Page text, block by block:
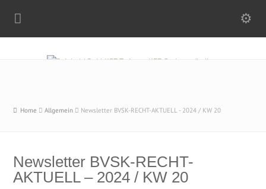
Home Allgemein Newsletter BVSK-RECHT-AKTUELL - 2024 / KW 20
Newsletter BVSK-RECHT-
AKTUELL – 2024 / KW 20